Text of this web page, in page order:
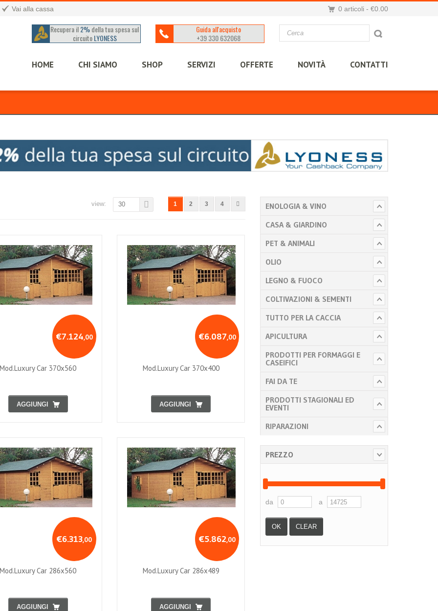
Vai alla cassa 0 articoli - €0.00
Recupera il2%della tua spesa sul
circuitoLYONESS
Guida all'acquisto
+39 330 632068
HOME CHI SIAMO SHOP SERVIZI OFFERTE NOVITÀ CONTATTI
1 2 3 4
view: 30
€7.124,00
Mod.luxury Car 370x560
AGGIUNGI
€6.087,00
Mod.luxury Car 370x400
AGGIUNGI
€6.313,00
Mod.luxury Car 286x560
AGGIUNGI
€5.862,00
Mod.luxury Car 286x489
AGGIUNGI
ENOLOGIA & VINO
CASA & GIARDINO
PET & ANIMALI
OLIO
LEGNO & FUOCO
COLTIVAZIONI & SEMENTI
TUTTO PER LA CACCIA
APICULTURA
PRODOTTI PER FORMAGGI E
CASEIFICI
FAI DA TE
PRODOTTI STAGIONALI ED
EVENTI
RIPARAZIONI
PREZZO
da a